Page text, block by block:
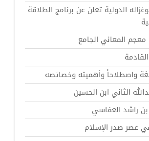
الدولية تعلن عن برنامج الطلاقة
المعاني الجامع
واصطلاحاً وأهميته وخصائصه
الثاني ابن الحسين
راشد العفاسي
عصر صدر الإسلام